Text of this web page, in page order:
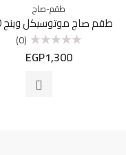
طقم-صاج
طقم صاج موتوسيكل وينج 200
التقييم
(0)
EGP1,300